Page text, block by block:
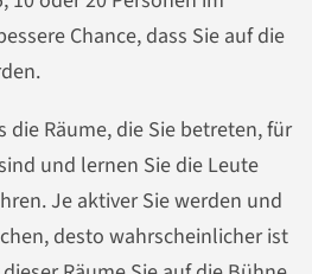
Chance, dass Sie auf die
die Räume, die Sie betreten, für
und lernen Sie die Leute
Je aktiver Sie werden und
desto wahrscheinlicher ist